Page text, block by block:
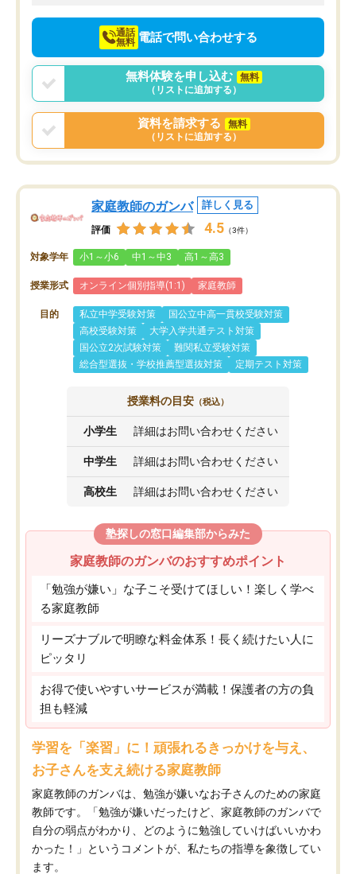
通話
無料 電話で問い合わせする
無料体験を申し込む
無料
（リストに追加する）
資料を請求する
無料
（リストに追加する）
家庭教師のガンバ 詳しく見る
評価 4.5 （3件）
対象学年 小1～小6 中1～中3 高1～高3
授業形式 オンライン個別指導(1:1) 家庭教師
目的 私立中学受験対策
国公立中高一貫校受験対策
高校受験対策
大学入学共通テスト対策
国公立2次試験対策
難関私立受験対策
総合型選抜・学校推薦型選抜対策
定期テスト対策
授業料の目安 （税込）
小学生 詳細はお問い合わせください
中学生 詳細はお問い合わせください
高校生 詳細はお問い合わせください
塾探しの窓口編集部からみた
家庭教師のガンバのおすすめポイント
「勉強が嫌い」な子こそ受けてほしい！楽しく学べ
る家庭教師
リーズナブルで明瞭な料金体系！長く続けたい人に
ピッタリ
お得で使いやすいサービスが満載！保護者の方の負
担も軽減
学習を「楽習」に！頑張れるきっかけを与え、
お子さんを支え続ける家庭教師
家庭教師のガンバは、勉強が嫌いなお子さんのための家庭
教師です。「勉強が嫌いだったけど、家庭教師のガンバで
自分の弱点がわかり、どのように勉強していけばいいかわ
かった！」というコメントが、私たちの指導を象徴してい
ます。